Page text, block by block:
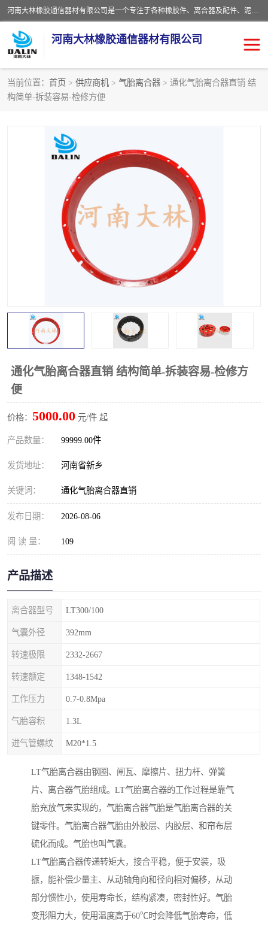
河南大林橡胶通信器材有限公司是一个专注于各种橡胶件、离合器及配件、泥浆泵及配件等产品设计制造和加工的企业。产品应用于矿山、冶金、石油、钢铁、化工、水泥、船舶、造纸、通用机械等各种大功率机械传动或制动装置。
河南大林橡胶通信器材有限公司
当前位置： 首页 > 供应商机 > 气胎离合器 > 通化气胎离合器直销 结
构简单-拆装容易-检修方便
通化气胎离合器直销 结构简单-拆装容易-检修方
便
价格： 5000.00 元/件 起
产品数量： 99999.00件
发货地址： 河南省新乡
关键词： 通化气胎离合器直销
发布日期： 2026-08-06
阅 读 量： 109
产品描述
离合器型号 LT300/100
气囊外径 392mm
转速极限 2332-2667
转速额定 1348-1542
工作压力 0.7-0.8Mpa
气胎容积 1.3L
进气管螺纹 M20*1.5
LT气胎离合器由钢圈、闸瓦、摩擦片、扭力杆、弹簧
片、离合器气胎组成。LT气胎离合器的工作过程是靠气
胎充放气来实现的，气胎离合器气胎是气胎离合器的关
键零件。气胎离合器气胎由外胶层、内胶层、和帘布层
硫化而成。气胎也叫气囊。
LT气胎离合器传递转矩大，接合平稳，便于安装，吸
振，能补偿少量主、从动轴角向和径向相对偏移，从动
部分惯性小，使用寿命长，结构紧凑，密封性好。气胎
变形阻力大，使用温度高于60℃时会降低气胎寿命，低
推盘离合器
VC离合器
PO隔膜离合器 气胎离合器
泥浆泵空气包胶囊 气动元件
DY隔膜式离合器 CB离合器
实芯轮胎
联轴器